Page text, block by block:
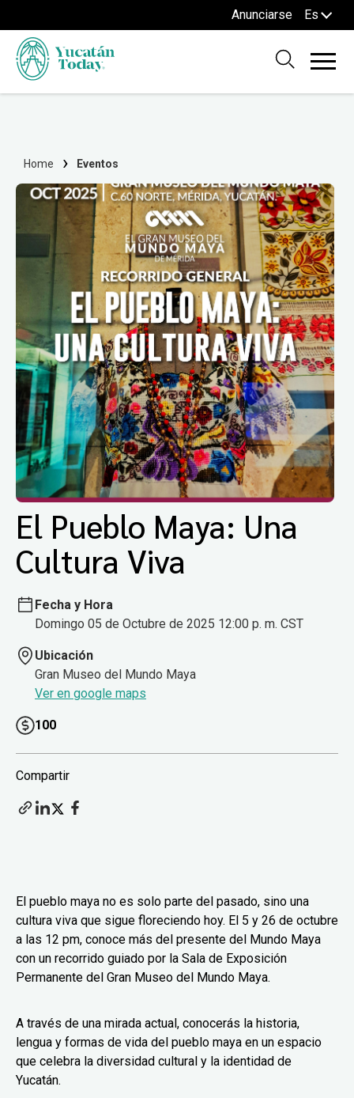
Anunciarse Es
Home Eventos
El Pueblo Maya: Una
Cultura Viva
Fecha y Hora
Domingo 05 de Octubre de 2025 12:00 p. m. CST
Ubicación
Gran Museo del Mundo Maya
Ver en google maps
100
Compartir
El pueblo maya no es solo parte del pasado, sino una
cultura viva que sigue floreciendo hoy. El 5 y 26 de octubre
a las 12 pm, conoce más del presente del Mundo Maya
con un recorrido guiado por la Sala de Exposición
Permanente del Gran Museo del Mundo Maya.
A través de una mirada actual, conocerás la historia,
lengua y formas de vida del pueblo maya en un espacio
que celebra la diversidad cultural y la identidad de
Yucatán.